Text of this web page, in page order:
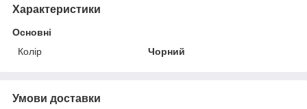
Характеристики
Основні
Колір
Чорний
Умови доставки